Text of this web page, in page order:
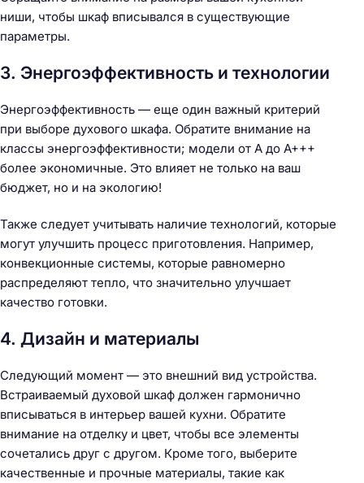
ниши, чтобы шкаф вписывался в существующие
параметры.
3. Энергоэффективность и технологии
Энергоэффективность — еще один важный критерий
при выборе духового шкафа. Обратите внимание на
классы энергоэффективности; модели от A до A+++
более экономичные. Это влияет не только на ваш
бюджет, но и на экологию!
Также следует учитывать наличие технологий, которые
могут улучшить процесс приготовления. Например,
конвекционные системы, которые равномерно
распределяют тепло, что значительно улучшает
качество готовки.
4. Дизайн и материалы
Следующий момент — это внешний вид устройства.
Встраиваемый духовой шкаф должен гармонично
вписываться в интерьер вашей кухни. Обратите
внимание на отделку и цвет, чтобы все элементы
сочетались друг с другом. Кроме того, выберите
качественные и прочные материалы, такие как